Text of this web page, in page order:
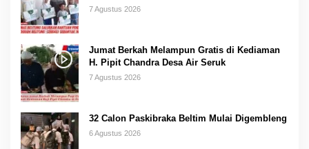
7 Agustus 2026
Jumat Berkah Melampun Gratis di Kediaman
H. Pipit Chandra Desa Air Seruk
7 Agustus 2026
32 Calon Paskibraka Beltim Mulai Digembleng
6 Agustus 2026